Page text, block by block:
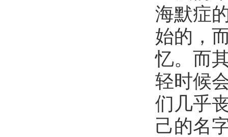
海默症
始的，
忆。而
轻时候
们几乎
己的名